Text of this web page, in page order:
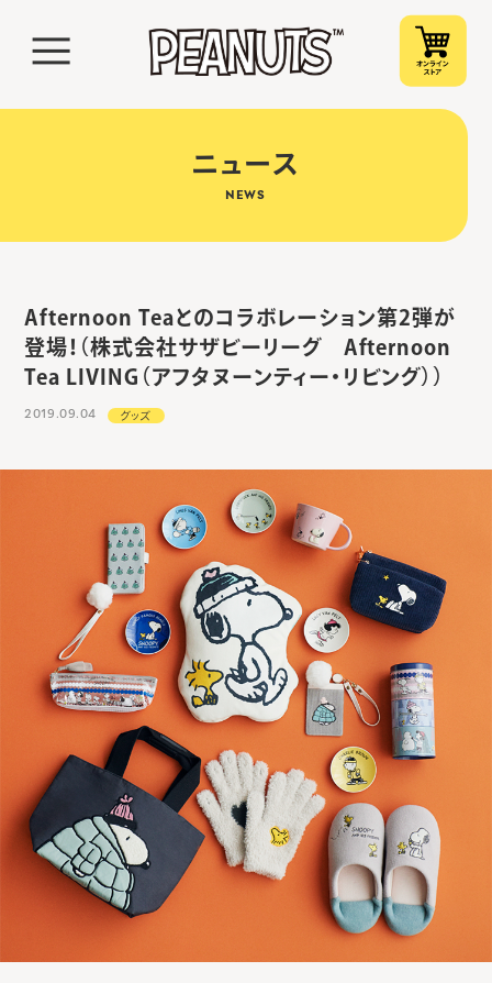
ニュース
NEWS
Afternoon Teaとのコラボレーション第2弾が
登場！（株式会社サザビーリーグ Afternoon
Tea LIVING（アフタヌーンティー・リビング））
2019.09.04 グッズ